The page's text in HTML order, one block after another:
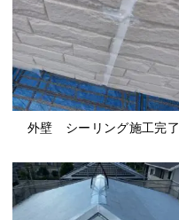
外壁 シーリング施工完了